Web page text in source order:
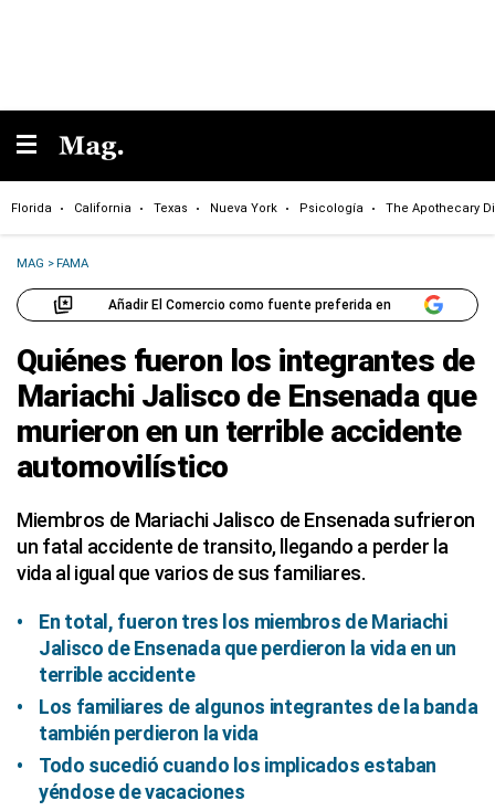
Florida California Texas Nueva York Psicología The Apothecary
MAG >FAMA
Añadir El Comercio como fuente preferida en
Quiénes fueron los integrantes de
Mariachi Jalisco de Ensenada que
murieron en un terrible accidente
automovilístico
Miembros de Mariachi Jalisco de Ensenada sufrieron
un fatal accidente de transito, llegando a perder la
vida al igual que varios de sus familiares.
En total, fueron tres los miembros de Mariachi
Jalisco de Ensenada que perdieron la vida en un
terrible accidente
Los familiares de algunos integrantes de la banda
también perdieron la vida
Todo sucedió cuando los implicados estaban
yéndose de vacaciones